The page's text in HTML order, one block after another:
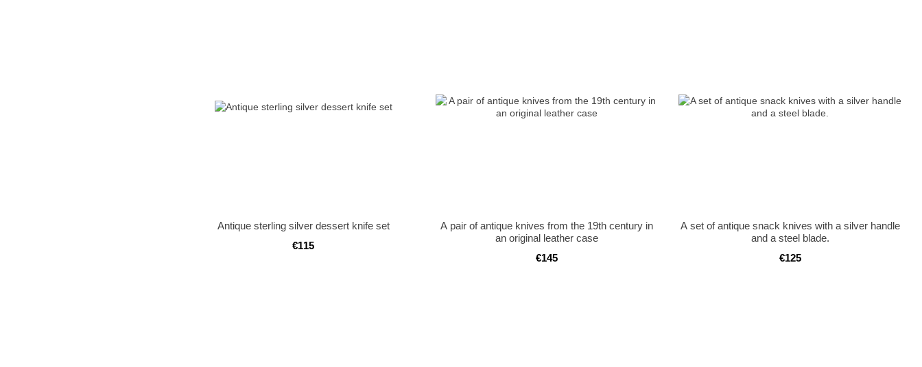
Antique sterling silver dessert knife set
€115
A pair of antique knives from the 19th century in
an original leather case
€145
A set of antique snack knives with a silver handle
and a steel blade.
€125